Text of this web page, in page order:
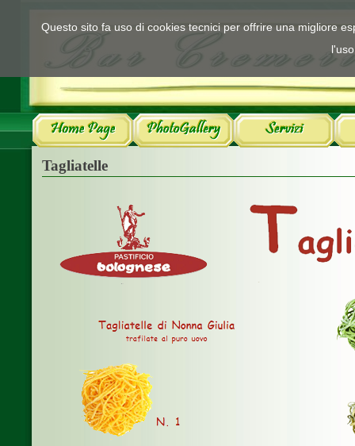
Tagliatelle
Questo sito fa uso di cookies tecnici per offrire una migliore